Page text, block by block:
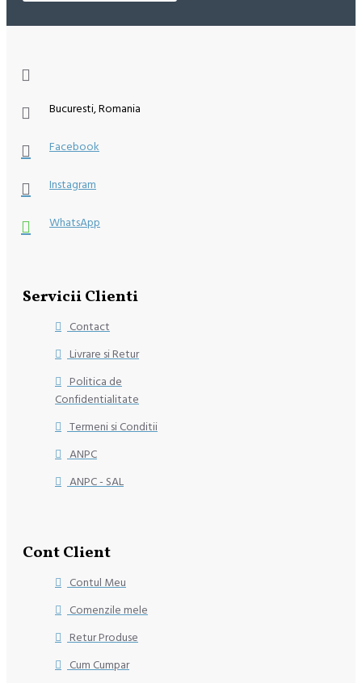
Bucuresti, Romania
Facebook
Instagram
WhatsApp
Servicii Clienti
Contact
Livrare si Retur
Politica de
Confidentialitate
Termeni si Conditii
ANPC
ANPC - SAL
Cont Client
Contul Meu
Comenzile mele
Retur Produse
Cum Cumpar